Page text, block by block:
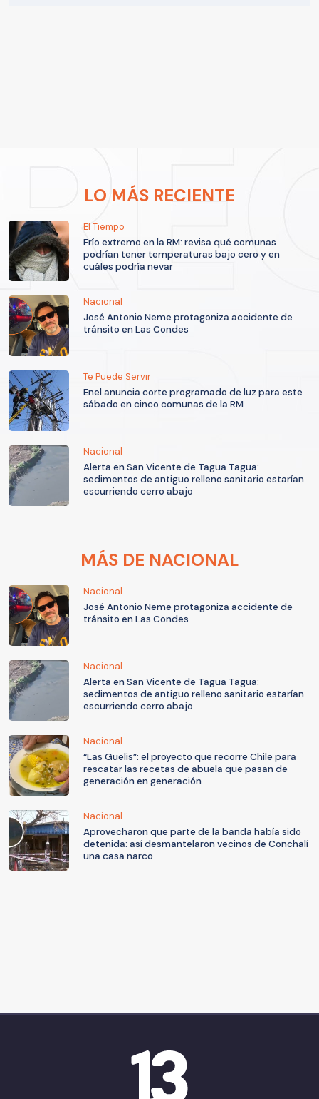
LO MÁS RECIENTE
El Tiempo
Frío extremo en la RM: revisa qué comunas
podrían tener temperaturas bajo cero y en
cuáles podría nevar
Nacional
José Antonio Neme protagoniza accidente de
tránsito en Las Condes
Te Puede Servir
Enel anuncia corte programado de luz para este
sábado en cinco comunas de la RM
Nacional
Alerta en San Vicente de Tagua Tagua:
sedimentos de antiguo relleno sanitario estarían
escurriendo cerro abajo
MÁS DE NACIONAL
Nacional
José Antonio Neme protagoniza accidente de
tránsito en Las Condes
Nacional
Alerta en San Vicente de Tagua Tagua:
sedimentos de antiguo relleno sanitario estarían
escurriendo cerro abajo
Nacional
“Las Guelis”: el proyecto que recorre Chile para
rescatar las recetas de abuela que pasan de
generación en generación
Nacional
Aprovecharon que parte de la banda había sido
detenida: así desmantelaron vecinos de Conchalí
una casa narco